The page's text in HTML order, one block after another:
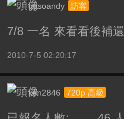
ggsoandy 訪客
7/8 一名 來看看後補
2010-7-5 02:20:17
ken2846 720p 高級